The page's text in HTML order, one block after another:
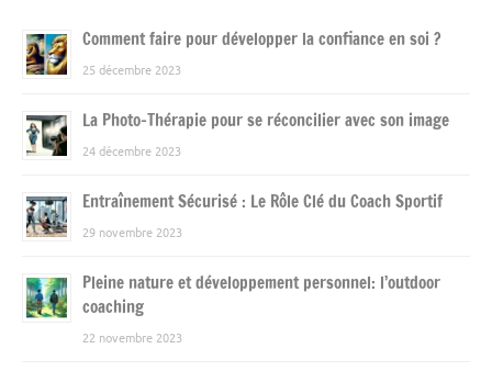
Comment faire pour développer la confiance en soi ?
25 décembre 2023
La Photo-Thérapie pour se réconcilier avec son image
24 décembre 2023
Entraînement Sécurisé : Le Rôle Clé du Coach Sportif
29 novembre 2023
Pleine nature et développement personnel: l’outdoor
coaching
22 novembre 2023